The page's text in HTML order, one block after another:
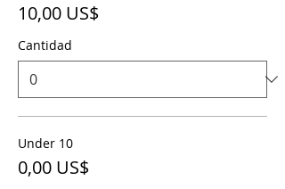
10,00 US$
Cantidad
Under 10
0,00 US$